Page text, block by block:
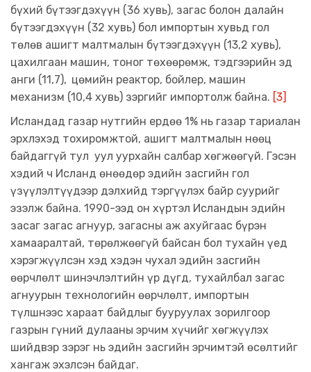
бүхий бүтээгдэхүүн (36 хувь), загас болон далайн
бүтээгдэхүүн (32 хувь) бол импортын хувьд гол
төлөв ашигт малтмалын бүтээгдэхүүн (13,2 хувь),
цахилгаан машин, тоног төхөөрөмж, тэдгээрийн эд
анги (11,7), цөмийн реактор, бойлер, машин
механизм (10,4 хувь) зэргийг импортолж байна. [3]
Исландад газар нутгийн ердөө 1% нь газар тариалан
эрхлэхэд тохиромжтой, ашигт малтмалын нөөц
байдаггүй тул уул уурхайн салбар хөгжөөгүй. Гэсэн
хэдий ч Исланд өнөөдөр эдийн засгийн гол
үзүүлэлтүүдээр дэлхийд тэргүүлэх байр суурийг
эзэлж байна. 1990-ээд он хүртэл Исландын эдийн
засаг загас агнуур, загасны аж ахуйгаас бүрэн
хамааралтай, төрөлжөөгүй байсан бол тухайн үед
хэрэгжүүлсэн хэд хэдэн чухал эдийн засгийн
өөрчлөлт шинэчлэлтийн үр дүгд, тухайлбал загас
агнуурын технологийн өөрчлөлт, импортын
түлшнээс хараат байдлыг бууруулах зорилгоор
газрын гүний дулааны эрчим хүчийг хөгжүүлэх
шийдвэр зэрэг нь эдийн засгийн эрчимтэй өсөлтийг
хангаж эхэлсэн байдаг.